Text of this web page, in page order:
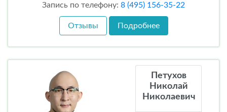
Запись по телефону: 8 (495) 156-35-22
Отзывы Подробнее
Петухов
Николай
Николаевич